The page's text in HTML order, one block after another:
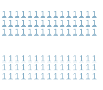
1 1 1 1 1 1 1 1 1 1 1 1 1 1 1
1 1 1 1 1 1 1 1 1 1 1 1 1 1 1
1 1 1 1 1 1 1 1 1 1 1 1 1 1 1
1 1 1 1 1 1 1 1 1 1 1 1 1 1 1
1 1 1 1 1 1 1 1 1 1 1 1 1 1 1
1 1 1 1 1 1 1 1 1 1 1 1 1 1 1